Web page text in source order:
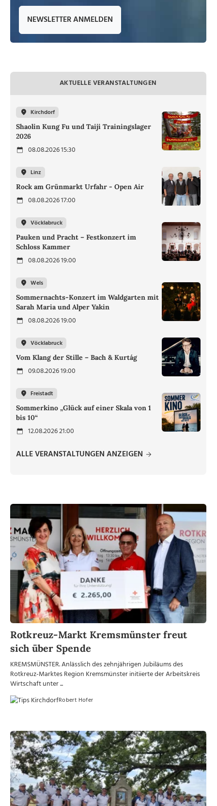
NEWSLETTER ANMELDEN
AKTUELLE VERANSTALTUNGEN
Kirchdorf
Shaolin Kung Fu und Taiji Trainingslager
2026
08.08.2026 15:30
Linz
Rock am Grünmarkt Urfahr - Open Air
08.08.2026 17:00
Vöcklabruck
Pauken und Pracht – Festkonzert im
Schloss Kammer
08.08.2026 19:00
Wels
Sommernachts-Konzert im Waldgarten mit
Sarah Maria und Alper Yakin
08.08.2026 19:00
Vöcklabruck
Vom Klang der Stille – Bach & Kurtág
09.08.2026 19:00
Freistadt
Sommerkino „Glück auf einer Skala von 1
bis 10“
12.08.2026 21:00
ALLE VERANSTALTUNGEN ANZEIGEN
Rotkreuz-Markt Kremsmünster freut
sich über Spende
KREMSMÜNSTER. Anlässlich des zehnjährigen Jubiläums des
Rotkreuz-Marktes Region Kremsmünster initiierte der Arbeitskreis
Wirtschaft unter ...
Robert Hofer